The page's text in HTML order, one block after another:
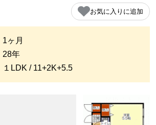
お気に入りに追加
1ヶ月
28年
１LDK / 11+2K+5.5